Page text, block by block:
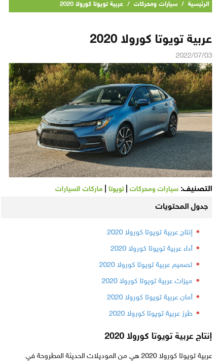
الرئيسية / سيارات ومحركات / عربية تويوتا كورولا 2020
عربية تويوتا كورولا 2020
2022/07/03
التصنيف: سيارات ومحركات|تويوتا| ماركات السيارات
جدول المحتويات
إنتاج عربية تويوتا كورولا 2020
أداء عربية تويوتا كورولا 2020
تصميم عربية تويوتا كورولا 2020
ميزات عربية تويوتا كورولا 2020
أمان عربية تويوتا كورولا 2020
طرز عربية تويوتا كورولا 2020
إنتاج عربية تويوتا كورولا 2020
عربية تويوتا كورولا 2020 هي من الموديلات الحديثة المطروحة في